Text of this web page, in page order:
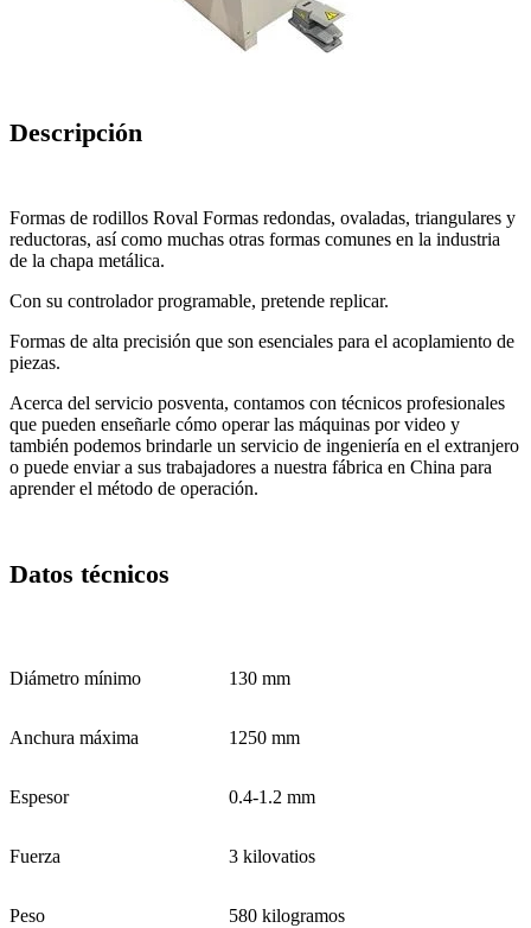
Descripción
Formas de rodillos Roval Formas redondas, ovaladas, triangulares y
reductoras, así como muchas otras formas comunes en la industria
de la chapa metálica.
Con su controlador programable, pretende replicar.
Formas de alta precisión que son esenciales para el acoplamiento de
piezas.
Acerca del servicio posventa, contamos con técnicos profesionales
que pueden enseñarle cómo operar las máquinas por video y
también podemos brindarle un servicio de ingeniería en el extranjero
o puede enviar a sus trabajadores a nuestra fábrica en China para
aprender el método de operación.
Datos técnicos
Diámetro mínimo 130 mm
Anchura máxima 1250 mm
Espesor 0.4-1.2 mm
Fuerza 3 kilovatios
Peso 580 kilogramos